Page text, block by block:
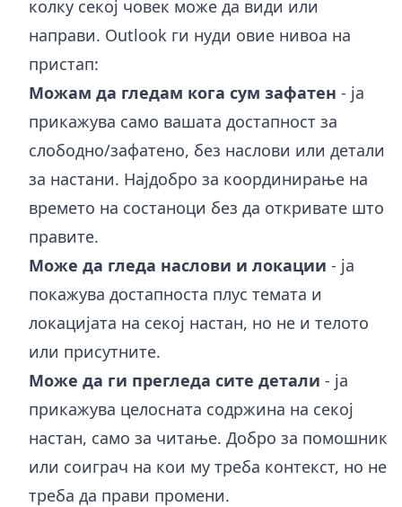
колку секој човек може да види или
направи. Outlook ги нуди овие нивоа на
пристап:
Можам да гледам кога сум зафатен - ја
прикажува само вашата достапност за
слободно/зафатено, без наслови или детали
за настани. Најдобро за координирање на
времето на состаноци без да откривате што
правите.
Може да гледа наслови и локации - ја
покажува достапноста плус темата и
локацијата на секој настан, но не и телото
или присутните.
Може да ги прегледа сите детали - ја
прикажува целосната содржина на секој
настан, само за читање. Добро за помошник
или соиграч на кои му треба контекст, но не
треба да прави промени.